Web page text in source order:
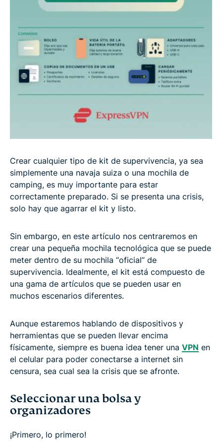
Crear cualquier tipo de kit de supervivencia, ya sea
simplemente una navaja suiza o una mochila de
camping, es muy importante para estar
correctamente preparado. Si se presenta una crisis,
solo hay que agarrar el kit y listo.
Sin embargo, en este artículo nos centraremos en
crear una pequeña mochila tecnológica que se puede
meter dentro de su mochila “oficial” de
supervivencia. Idealmente, el kit está compuesto de
una gama de artículos que se pueden usar en
muchos escenarios diferentes.
Aunque estaremos hablando de dispositivos y
herramientas que se pueden llevar encima
físicamente, siempre es buena idea tener una VPN en
el celular para poder conectarse a internet sin
censura, sea cual sea la crisis que se afronte.
Seleccionar una bolsa y
organizadores
¡Primero, lo primero!